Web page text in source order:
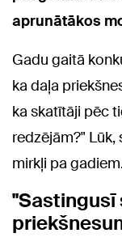
aprunātākos
Gadu gaitā
ka daļa
ka skatītāji pēc
redzējām?"
mirkļi pa
"Sastingusī